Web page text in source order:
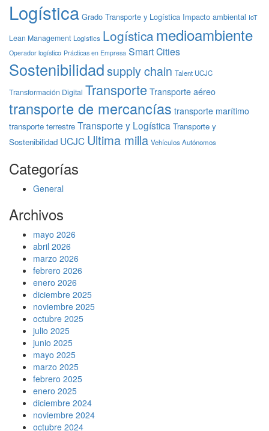
Logística Grado Transporte y Logística Impacto ambiental IoT
Lean Management Logistics Logísticamedioambiente
Operador logístico Prácticas en Empresa Smart Cities
Sostenibilidadsupply chain Talent UCJC
Transformación Digital Transporte Transporte aéreo
transporte de mercancías transporte marítimo
transporte terrestre Transporte y Logística Transporte y
Sostenibilidad UCJC Ultima milla Vehículos Autónomos
Categorías
General
Archivos
mayo 2026
abril 2026
marzo 2026
febrero 2026
enero 2026
diciembre 2025
noviembre 2025
octubre 2025
julio 2025
junio 2025
mayo 2025
marzo 2025
febrero 2025
enero 2025
diciembre 2024
noviembre 2024
octubre 2024